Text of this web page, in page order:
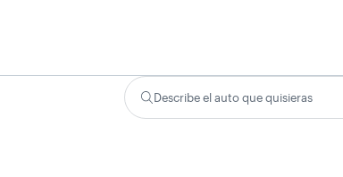
Describe el auto que quisieras